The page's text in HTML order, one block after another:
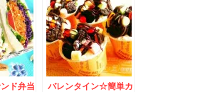
ド弁当
バレンタイン☆簡単カ